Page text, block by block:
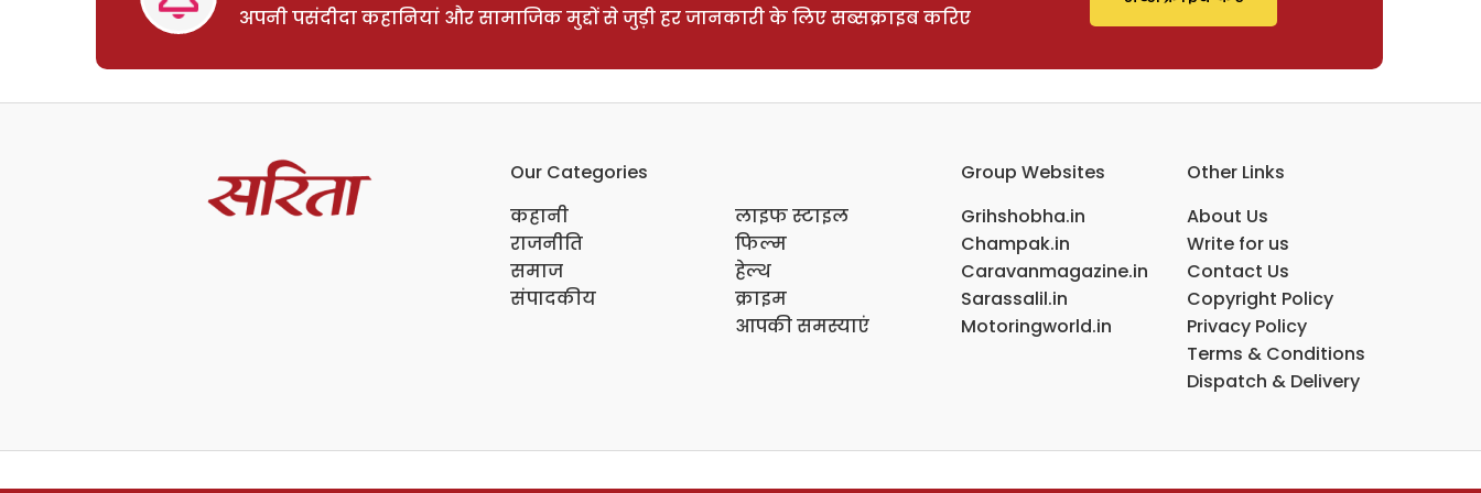
अपनी पसंदीदा कहानियां और सामाजिक मुद्दों से जुड़ी हर जानकारी के लिए सब्सक्राइब करिए
Our Categories
कहानी
राजनीति
समाज
संपादकीय
लाइफ स्टाइल
फिल्म
हेल्थ
क्राइम
आपकी समस्याएं
Group Websites
Grihshobha.in
Champak.in
Caravanmagazine.in
Sarassalil.in
Motoringworld.in
Other Links
About Us
Write for us
Contact Us
Copyright Policy
Privacy Policy
Terms & Conditions
Dispatch & Delivery